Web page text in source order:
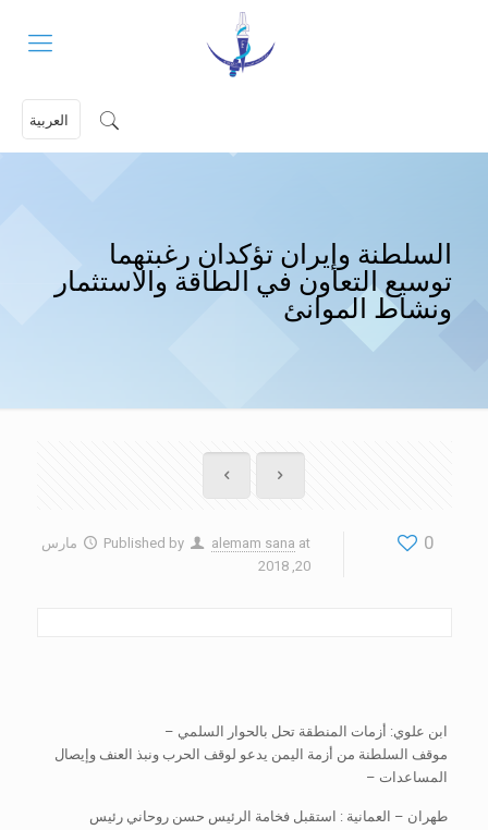
العربية
السلطنة وإيران تؤكدان رغبتهما
توسيع التعاون في الطاقة والاستثمار
ونشاط الموانئ
0
Published by alemam sana at
مارس
20, 2018
ابن علوي: أزمات المنطقة تحل بالحوار السلمي –
موقف السلطنة من أزمة اليمن يدعو لوقف الحرب ونبذ العنف وإيصال
المساعدات –
طهران – العمانية : استقبل فخامة الرئيس حسن روحاني رئيس